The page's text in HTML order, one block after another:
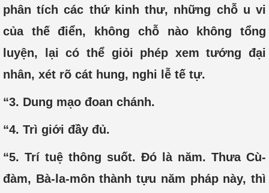
phân tích các thứ kinh thư, những chỗ u vi
của thế điển, không chỗ nào không tổng
luyện, lại có thể giỏi phép xem tướng đại
nhân, xét rõ cát hung, nghi lễ tế tự.
“3. Dung mạo đoan chánh.
“4. Trì giới đầy đủ.
“5. Trí tuệ thông suốt. Đó là năm. Thưa Cù-
đàm, Bà-la-môn thành tựu năm pháp này, thì